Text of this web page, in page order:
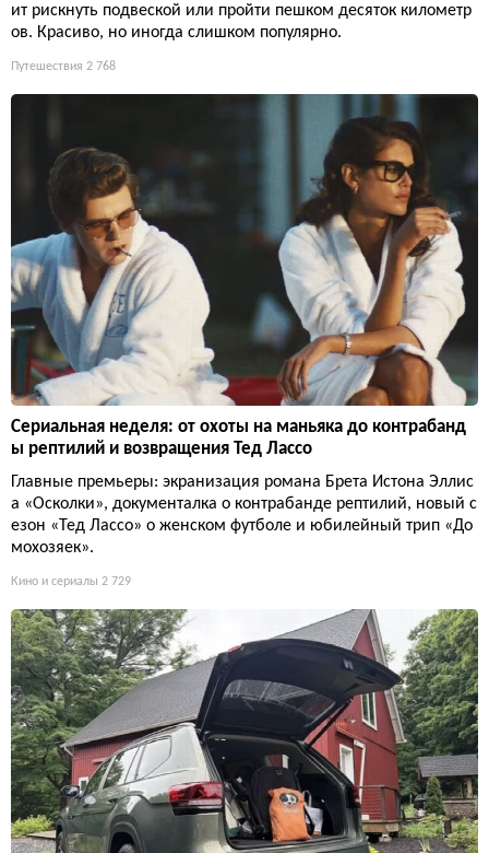
ит рискнуть подвеской или пройти пешком десяток километр
ов. Красиво, но иногда слишком популярно.
Путешествия 2 768
Сериальная неделя: от охоты на маньяка до контрабанд
ы рептилий и возвращения Тед Лассо
Главные премьеры: экранизация романа Брета Истона Эллис
а «Осколки», документалка о контрабанде рептилий, новый с
езон «Тед Лассо» о женском футболе и юбилейный трип «До
мохозяек».
Кино и сериалы 2 729